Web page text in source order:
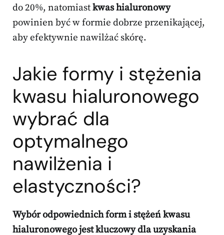
do 20%, natomiastkwas hialuronowy
powinien być w formie dobrze przenikającej,
aby efektywnie nawilżać skórę.
Jakie formy i stężenia
kwasu hialuronowego
wybrać dla
optymalnego
nawilżenia i
elastyczności?
Wybór odpowiednich form i stężeń kwasu
hialuronowego jest kluczowy dla uzyskania